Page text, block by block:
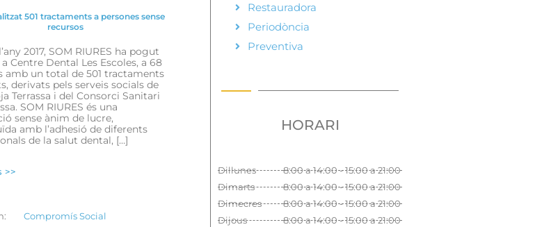
501 tractaments a persones sense
recursos
2017, SOM RIURES ha pogut
Centre Dental Les Escoles, a 68
amb un total de 501 tractaments
derivats pels serveis socials de
Terrassa i del Consorci Sanitari
SOM RIURES és una
sense ànim de lucre,
amb l’adhesió de diferents
de la salut dental, […]
>>
Compromís Social
Restauradora
Periodòncia
Preventiva
HORARI
Dillunes
Dimarts
Dimecres
Dijous
8:00 a 14:00 - 15:00 a 21:00
8:00 a 14:00 - 15:00 a 21:00
8:00 a 14:00 - 15:00 a 21:00
8:00 a 14:00 - 15:00 a 21:00